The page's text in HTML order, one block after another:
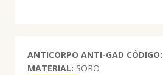
ANTICORPO ANTI-GAD CÓDIGO:
MATERIAL: SORO